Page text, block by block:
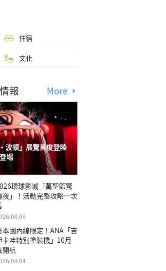
住宿
文化
報 More
波頓」展覽首度登陸
場
環球影城「萬聖節驚
夜」！活動完整攻略一次
本國內線限定！ANA「吉
卡哇特別塗裝機」10月
開航